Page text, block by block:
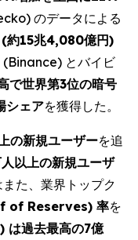
のデータによる
約15兆4,080億円)
(Binance) とバイビ
で世界第3位の暗号
シェアを獲得した。
の新規ユーザーを追
以上の新規ユーザ
た、業界トップク
of Reserves) 率を
過去最高の7億